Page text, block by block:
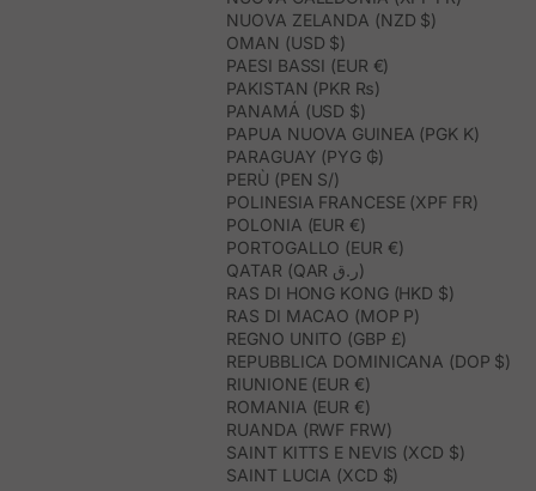
NUOVA ZELANDA (NZD $)
OMAN (USD $)
PAESI BASSI (EUR €)
PAKISTAN (PKR ₨)
PANAMÁ (USD $)
PAPUA NUOVA GUINEA (PGK K)
PARAGUAY (PYG ₲)
PERÙ (PEN S/)
POLINESIA FRANCESE (XPF FR)
POLONIA (EUR €)
PORTOGALLO (EUR €)
QATAR (QAR ر.ق)
RAS DI HONG KONG (HKD $)
RAS DI MACAO (MOP P)
REGNO UNITO (GBP £)
REPUBBLICA DOMINICANA (DOP $)
RIUNIONE (EUR €)
ROMANIA (EUR €)
RUANDA (RWF FRW)
SAINT KITTS E NEVIS (XCD $)
SAINT LUCIA (XCD $)